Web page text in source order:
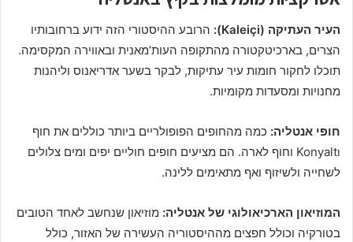
העיר העתיקה (Kaleiçi):
הרובע ההיסטורי הזה ידוע ברחובותיו
הצרים, בארכיטקטורה מהתקופה העות’מאנית ובאווירה המקסימה.
תוכלו לחקור חומות עיר עתיקות, לבקר בשער אדריאנוס וליהנות
מחנויות ומסעדות מקומיות.
חופי אנטליה: כמה מהחופים הפופולריים ביותר כוללים את חוף
Konyaltı וחוף לארה. הם מציעים חופים חוליים יפים ומים צלולים
לשחייה ולשיזוף ואף מתאימים ללינה.
המוזיאון הארכיאולוגי של אנטליה: מוזיאון שנחשב לאחד הטובים
בטורקיה וכולל חפצים מההיסטוריה העשירה של האזור, כולל